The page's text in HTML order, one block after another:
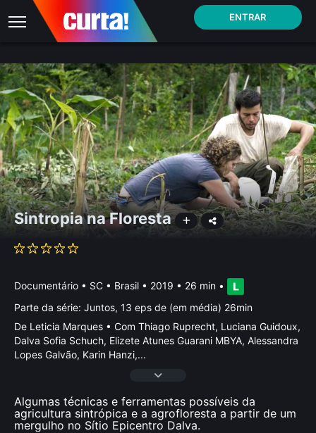
ENTRAR
Sintropia na Floresta
Documentário • SC • Brasil • 2019 • 26 min •
Parte da série: Juntos, 13 eps de (em média) 26min
De Leticia Marques • Com Thiago Ruprecht, Luciana Guidoux,
Dalva Sofia Schuch, Elizete Atunes Guarani MBYA, Alessandra
Lopes Galvão, Karin Hanzi,...
Algumas técnicas e ferramentas possíveis da
agricultura sintrópica e a agrofloresta a partir de um
mergulho no Sítio Epicentro Dalva.